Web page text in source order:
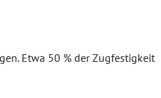
Etwa 50 % der Zugfestigkeit